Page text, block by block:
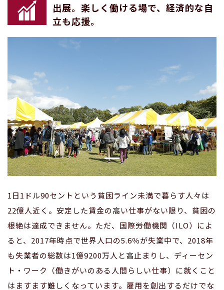
出展。楽しく働ける場で、経済的な自
立も応援。
1日1ドル90セントという貧困ライン未満で暮らす人々は
22億人近く。安定した賃金の高い仕事がない限り、貧困の
根絶は達成できません。ただ、国際労働機関（ILO）によ
ると、2017年時点で世界人口の5.6％が失業中で、2018年
も失業者の総数は1億9200万人と高止まりし、ディーセン
ト・ワーク（働きがいのある人間らしい仕事）に就くこと
はますます難しくなっています。雇用を創出するだけでな